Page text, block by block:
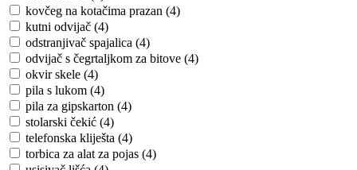
kovčeg na kotačima prazan (4)
kutni odvijač (4)
odstranjivač spajalica (4)
odvijač s čegrtaljkom za bitove (4)
okvir skele (4)
pila s lukom (4)
pila za gipskarton (4)
stolarski čekić (4)
telefonska kliješta (4)
torbica za alat za pojas (4)